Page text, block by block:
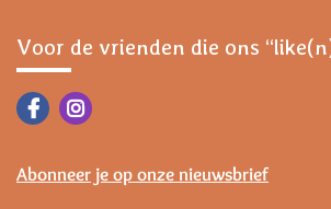
Voor de vrienden die ons
Abonneer je op onze nieuwsbrief